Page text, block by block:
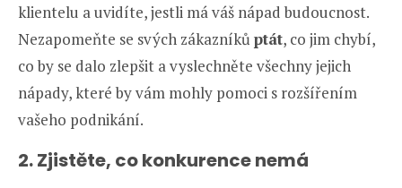
klientelu a uvidíte, jestli má váš nápad budoucnost.
Nezapomeňte se svých zákazníkůptát, co jim chybí,
co by se dalo zlepšit a vyslechněte všechny jejich
nápady, které by vám mohly pomoci s rozšířením
vašeho podnikání.
2. Zjistěte, co konkurence nemá